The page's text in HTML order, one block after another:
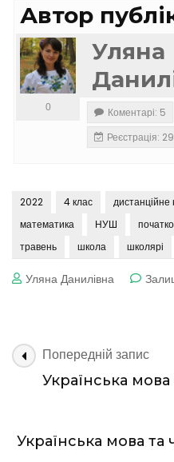
Автор
Уляна
0 Коментарі: 5
Реєстрація:
2022 4 клас дистанційне
математика
НУШ
травень
школа школярі
Уляна Данилівна
Навігація
по
Попередній запис
Українська мова
Українська мова та